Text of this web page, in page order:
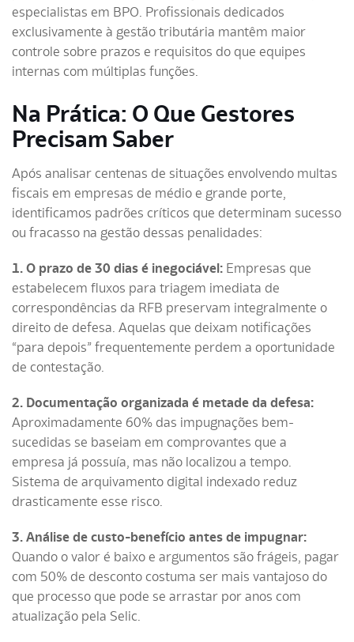
especialistas em BPO. Profissionais dedicados
exclusivamente à gestão tributária mantêm maior
controle sobre prazos e requisitos do que equipes
internas com múltiplas funções.
Na Prática: O Que Gestores
Precisam Saber
Após analisar centenas de situações envolvendo multas
fiscais em empresas de médio e grande porte,
identificamos padrões críticos que determinam sucesso
ou fracasso na gestão dessas penalidades:
1. O prazo de 30 dias é inegociável: Empresas que
estabelecem fluxos para triagem imediata de
correspondências da RFB preservam integralmente o
direito de defesa. Aquelas que deixam notificações
“para depois” frequentemente perdem a oportunidade
de contestação.
2. Documentação organizada é metade da defesa:
Aproximadamente 60% das impugnações bem-
sucedidas se baseiam em comprovantes que a
empresa já possuía, mas não localizou a tempo.
Sistema de arquivamento digital indexado reduz
drasticamente esse risco.
3. Análise de custo-benefício antes de impugnar:
Quando o valor é baixo e argumentos são frágeis, pagar
com 50% de desconto costuma ser mais vantajoso do
que processo que pode se arrastar por anos com
atualização pela Selic.